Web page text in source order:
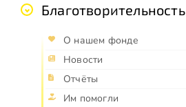
Благотворительность
О нашем фонде
Новости
Отчёты
Им помогли